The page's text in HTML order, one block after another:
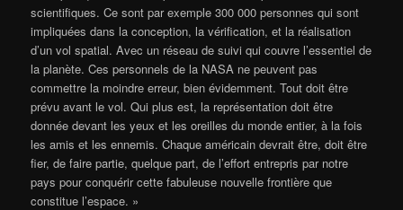
scientifiques. Ce sont par exemple 300 000 personnes qui sont
impliquées dans la conception, la vérification, et la réalisation
d’un vol spatial. Avec un réseau de suivi qui couvre l’essentiel de
la planète. Ces personnels de la NASA ne peuvent pas
commettre la moindre erreur, bien évidemment. Tout doit être
prévu avant le vol. Qui plus est, la représentation doit être
donnée devant les yeux et les oreilles du monde entier, à la fois
les amis et les ennemis. Chaque américain devrait être, doit être
fier, de faire partie, quelque part, de l’effort entrepris par notre
pays pour conquérir cette fabuleuse nouvelle frontière que
constitue l’espace. »